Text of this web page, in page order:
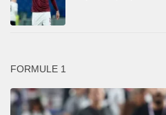
FORMULE 1